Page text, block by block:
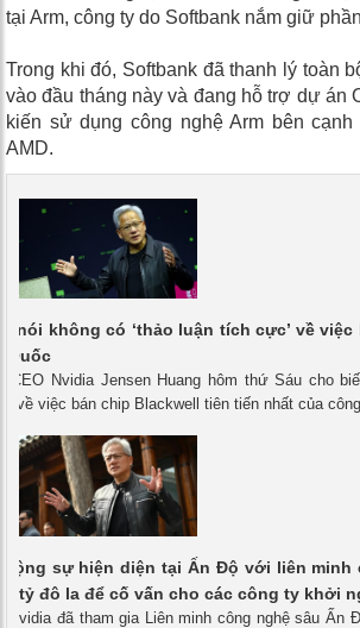
tại Arm, công ty do Softbank nắm giữ
Trong khi đó, Softbank đã thanh lý toàn
vào đầu tháng này và đang hỗ trợ dự án
kiến ​​sử dụng công nghệ Arm bên
AMD.
nói không có ‘thảo luận tích cực’ về
Quốc
CEO Nvidia Jensen Huang hôm thứ Sáu cho
về việc bán chip Blackwell tiên tiến nhất của
rộng sự hiện diện tại Ấn Độ với liên minh
tỷ đô la để cố vấn cho các công ty khởi
Nvidia đã tham gia Liên minh công nghệ sâu Ấn